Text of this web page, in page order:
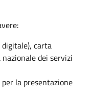
carta
dei servizi
la presentazione